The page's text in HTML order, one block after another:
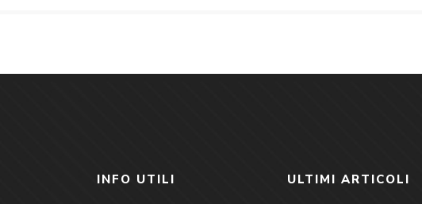
INFO UTILI ULTIMI ARTICOLI